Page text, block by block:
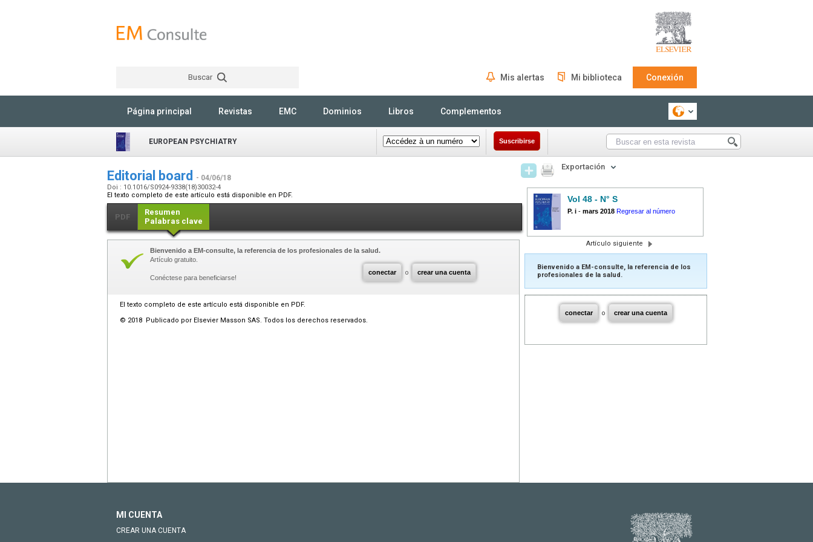
Buscar Mis alertas Mi biblioteca Conexión
Página principal Revistas EMC Dominios Libros Complementos
EUROPEAN PSYCHIATRY Suscribirse
Editorial board - 04/06/18
Doi : 10.1016/S0924-9338(18)30032-4
El texto completo de este artículo está disponible en PDF.
PDF
Resumen
Palabras clave
conectar o crear una cuenta
Bienvenido a EM-consulte, la referencia de los profesionales de la salud.
Artículo gratuito.
Conéctese para beneficiarse!
El texto completo de este artículo está disponible en PDF.
© 2018 Publicado por Elsevier Masson SAS. Todos los derechos reservados.
Exportación
Vol 48 - N° S
P. i - mars 2018 Regresar al número
Artículo siguiente
Bienvenido a EM-consulte, la referencia de los
profesionales de la salud.
conectar o crear una cuenta
MI CUENTA
CREAR UNA CUENTA